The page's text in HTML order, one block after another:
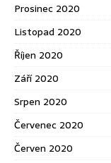
Prosinec 2020
Listopad 2020
Říjen 2020
Září 2020
Srpen 2020
Červenec 2020
Červen 2020